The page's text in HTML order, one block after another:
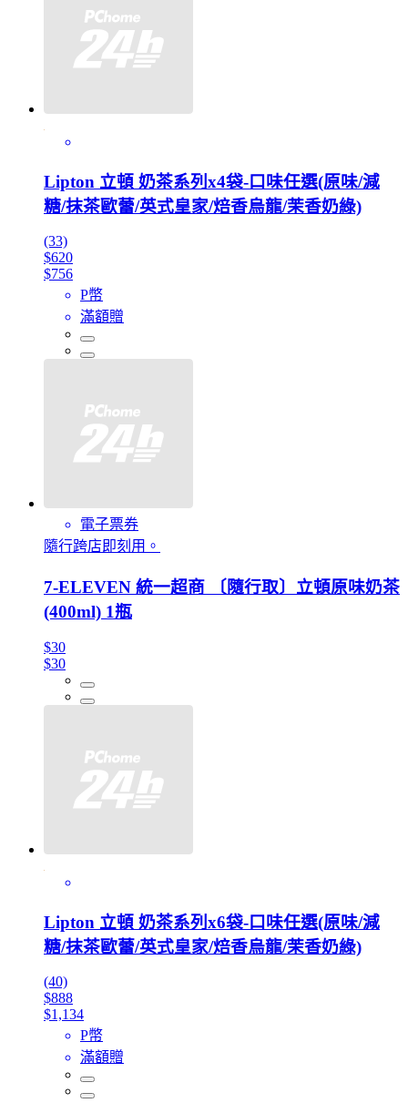
Lipton 立頓 奶茶系列x4袋-口味任選(原味/減
糖/抹茶歐蕾/英式皇家/焙香烏龍/茉香奶綠)
(33)
$620
$756
P幣
滿額贈
電子票券
隨行跨店即刻用。
7-ELEVEN 統一超商 〔隨行取〕立頓原味奶茶
(400ml) 1瓶
$30
$30
Lipton 立頓 奶茶系列x6袋-口味任選(原味/減
糖/抹茶歐蕾/英式皇家/焙香烏龍/茉香奶綠)
(40)
$888
$1,134
P幣
滿額贈